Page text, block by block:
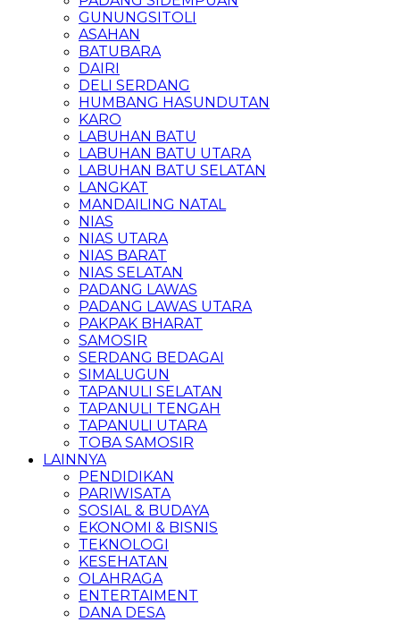
GUNUNGSITOLI
ASAHAN
BATUBARA
DAIRI
DELI SERDANG
HUMBANG HASUNDUTAN
KARO
LABUHAN BATU
LABUHAN BATU UTARA
LABUHAN BATU SELATAN
LANGKAT
MANDAILING NATAL
NIAS
NIAS UTARA
NIAS BARAT
NIAS SELATAN
PADANG LAWAS
PADANG LAWAS UTARA
PAKPAK BHARAT
SAMOSIR
SERDANG BEDAGAI
SIMALUGUN
TAPANULI SELATAN
TAPANULI TENGAH
TAPANULI UTARA
TOBA SAMOSIR
LAINNYA
PENDIDIKAN
PARIWISATA
SOSIAL & BUDAYA
EKONOMI & BISNIS
TEKNOLOGI
KESEHATAN
OLAHRAGA
ENTERTAIMENT
DANA DESA